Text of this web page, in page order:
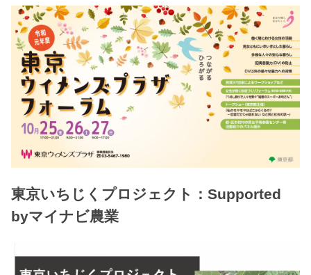
東京いちじくプロジェクト：Supported
byマイナビ農業